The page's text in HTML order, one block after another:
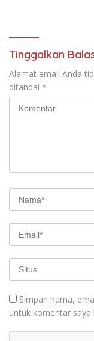
Tinggalkan
Alamat email Anda
ditandai *
Simpan nama,
untuk komentar saya